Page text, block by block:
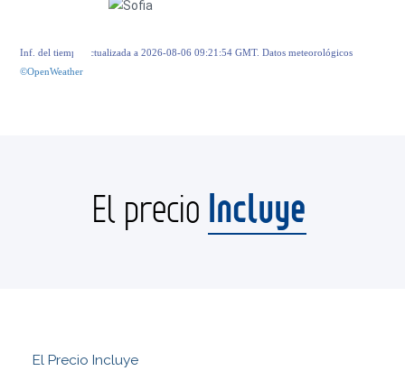
Inf. del tiempo actualizada a 2026-08-06 09:21:54 GMT. Datos meteorológicos
©OpenWeather
El precio Incluye
El Precio Incluye